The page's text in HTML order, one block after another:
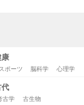
ポーツ 脳科学 心理学
古学 古生物